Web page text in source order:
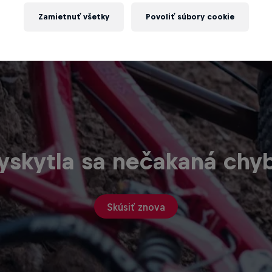
sa nečakaná
Skúsiť znova
Zamietnuť všetky Povoliť súbory cookie